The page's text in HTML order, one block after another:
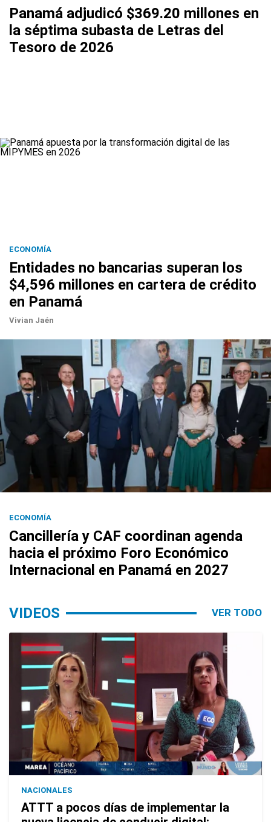
Panamá adjudicó $369.20 millones en
la séptima subasta de Letras del
Tesoro de 2026
ECONOMÍA
Entidades no bancarias superan los
$4,596 millones en cartera de crédito
en Panamá
Vivian Jaén
ECONOMÍA
Cancillería y CAF coordinan agenda
hacia el próximo Foro Económico
Internacional en Panamá en 2027
VIDEOS VER TODO
NACIONALES
ATTT a pocos días de implementar la